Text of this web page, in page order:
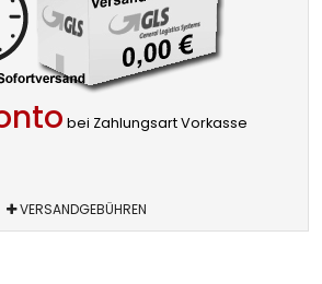
bei Zahlungsart Vorkasse
VERSANDGEBÜHREN